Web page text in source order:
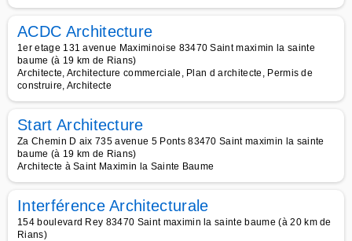
ACDC Architecture
1er etage 131 avenue Maximinoise 83470 Saint maximin la sainte
baume (à 19 km de Rians)
Architecte, Architecture commerciale, Plan d architecte, Permis de
construire, Architecte
Start Architecture
Za Chemin D aix 735 avenue 5 Ponts 83470 Saint maximin la sainte
baume (à 19 km de Rians)
Architecte à Saint Maximin la Sainte Baume
Interférence Architecturale
154 boulevard Rey 83470 Saint maximin la sainte baume (à 20 km de
Rians)